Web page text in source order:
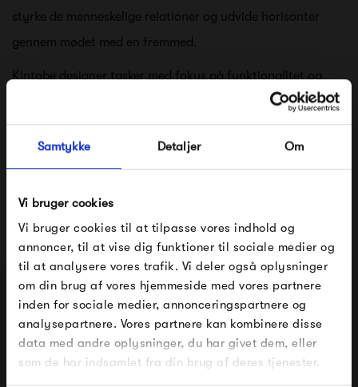
Samtykke Detaljer Om
Vi bruger cookies
Vi bruger cookies til at tilpasse vores indhold og
annoncer, til at vise dig funktioner til sociale medier og
til at analysere vores trafik. Vi deler også oplysninger
om din brug af vores hjemmeside med vores partnere
inden for sociale medier, annonceringspartnere og
analysepartnere. Vores partnere kan kombinere disse
data med andre oplysninger, du har givet dem, eller
som de har indsamlet fra din brug af deres tjenester.
styrke de menneskelige relationer og udvide horisonter
gennem mødet med en fremmed.
Kintobe designer tasker med fokus på funktionalitet og
praktik. Der anvendes slidstærke tekstiler og tænkes på
brugervenlighed og multifunktionalitet i designet, som
sikrer, at Kintobes tasker kan følge dig i hverdagslivet.
for hver kollektion, arbejdes der hen mod målet om en
100% bæredygtig taske.
Se alle varer fra Kintobe
Produkter fra samme kategori
FÅ 10% PÅ DIN NÆSTE ORDRE
Indtast din e-mail, så sender vi rabatkoden til dig på
mail. Minimumsbeløb er 499 kr. for at indløse
rabatten.